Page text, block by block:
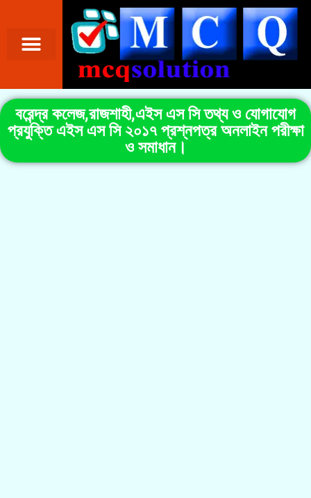
বরেন্দ্র কলেজ,রাজশাহী,এইস এস সি তথ্য ও যোগাযোগ
প্রযুক্তি এইস এস সি ২০১৭ প্রশ্নপত্র অনলাইন পরীক্ষা
ও সমাধান।